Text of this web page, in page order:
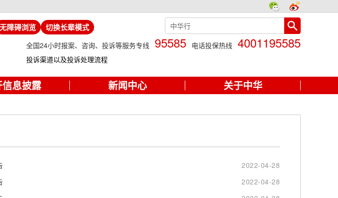
无障碍浏览 切换长辈模式
全国24小时报案、咨询、投诉等服务专线 95585 电话投保热线 4001195585
投诉渠道以及投诉处理流程
息披露 新闻中心 关于中华
2022-04-28
2022-04-28